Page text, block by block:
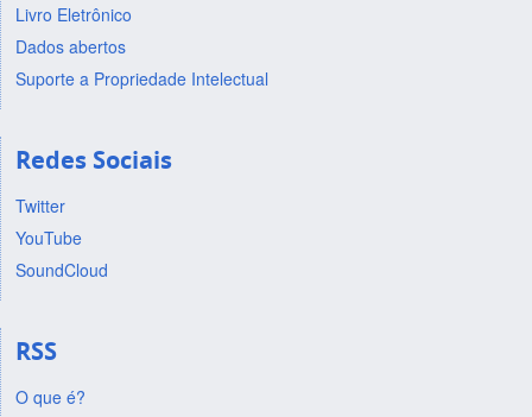
Livro Eletrônico
Dados abertos
Suporte a Propriedade Intelectual
Redes Sociais
Twitter
YouTube
SoundCloud
RSS
O que é?